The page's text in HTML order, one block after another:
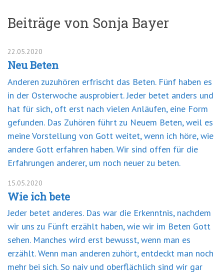
Beiträge von Sonja Bayer
22.05.2020
Neu Beten
Anderen zuzuhören erfrischt das Beten. Fünf haben es
in der Osterwoche ausprobiert. Jeder betet anders und
hat für sich, oft erst nach vielen Anläufen, eine Form
gefunden. Das Zuhören führt zu Neuem Beten, weil es
meine Vorstellung von Gott weitet, wenn ich höre, wie
andere Gott erfahren haben. Wir sind offen für die
Erfahrungen anderer, um noch neuer zu beten.
15.05.2020
Wie ich bete
Jeder betet anderes. Das war die Erkenntnis, nachdem
wir uns zu Fünft erzählt haben, wie wir im Beten Gott
sehen. Manches wird erst bewusst, wenn man es
erzählt. Wenn man anderen zuhört, entdeckt man noch
mehr bei sich. So naiv und oberflächlich sind wir gar